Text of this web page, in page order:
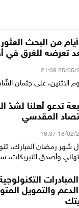
أيام من البحث
تعرضه للغرق في
الاثنين، على جثمان
تدعو أهلنا
المقدسي
شهر رمضان المبارك، تتوجّه
وأصدق التبريكات،
والتمويل